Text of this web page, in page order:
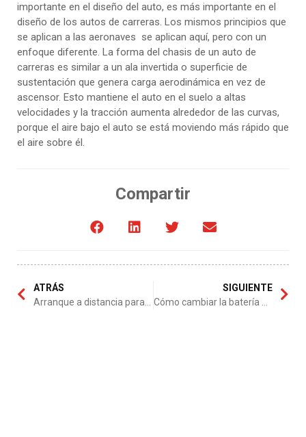
importante en el diseño del auto, es más importante en el
diseño de los autos de carreras. Los mismos principios que
se aplican a las aeronaves se aplican aquí, pero con un
enfoque diferente. La forma del chasis de un auto de
carreras es similar a un ala invertida o superficie de
sustentación que genera carga aerodinámica en vez de
ascensor. Esto mantiene el auto en el suelo a altas
velocidades y la tracción aumenta alrededor de las curvas,
porque el aire bajo el auto se está moviendo más rápido que
el aire sobre él.
Compartir
ATRÁS
SIGUIENTE